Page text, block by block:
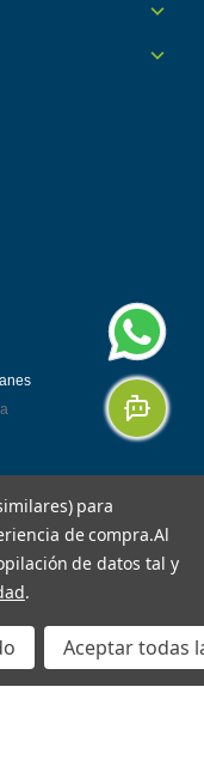
para
de compra.Al
de datos tal y
.
Aceptar todas